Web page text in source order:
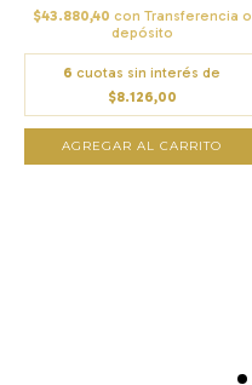
$43.880,40 con Transferencia o
depósito
6 cuotas sin interés de
$8.126,00
AGREGAR AL CARRITO